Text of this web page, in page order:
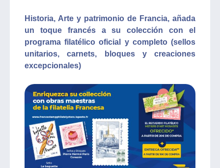
Historia, Arte y patrimonio de Francia, añada
un toque francés a su colección con el
programa filatélico oficial y completo (sellos
unitarios, carnets, bloques y creaciones
excepcionales)